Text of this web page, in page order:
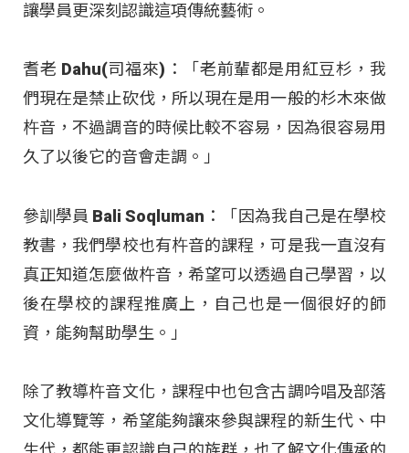
讓學員更深刻認識這項傳統藝術。
耆老 Dahu(司福來)：「老前輩都是用紅豆杉，我
們現在是禁止砍伐，所以現在是用一般的杉木來做
杵音，不過調音的時候比較不容易，因為很容易用
久了以後它的音會走調。」
參訓學員 Bali Soqluman：「因為我自己是在學校
教書，我們學校也有杵音的課程，可是我一直沒有
真正知道怎麼做杵音，希望可以透過自己學習，以
後在學校的課程推廣上，自己也是一個很好的師
資，能夠幫助學生。」
除了教導杵音文化，課程中也包含古調吟唱及部落
文化導覽等，希望能夠讓來參與課程的新生代、中